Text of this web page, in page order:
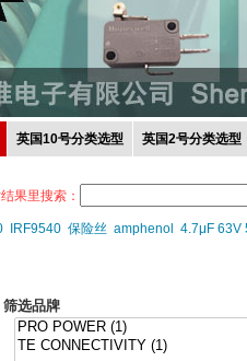
英国10号分类选型 英国2号分类选型
果里搜索：
IRF9540 保险丝 amphenol 4.7μF 63V
筛选品牌